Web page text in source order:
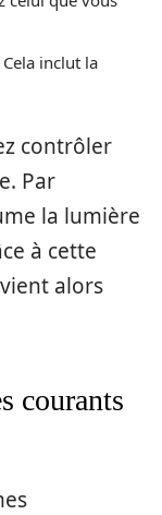
Cela inclut la
contrôler
Par
la lumière
à cette
alors
courants